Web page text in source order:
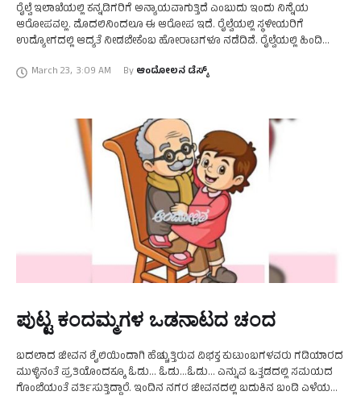
ರೈಲ್ವೆ ಇಲಾಖೆಯಲ್ಲಿ ಕನ್ನಡಿಗರಿಗೆ ಅನ್ಯಾಯವಾಗುತ್ತಿದೆ ಎಂಬುದು ಇಂದು ನಿನ್ನೆಯ
ಆರೋಪವಲ್ಲ. ಮೊದಲಿನಿಂದಲೂ ಈ ಆರೋಪ ಇದೆ. ರೈಲ್ವೆಯಲ್ಲಿ ಸ್ಥಳೀಯರಿಗೆ
ಉದ್ಯೋಗದಲ್ಲಿ ಆದ್ಯತೆ ನೀಡಬೇಕೆಂಬ ಹೋರಾಟಗಳೂ ನಡೆದಿವೆ. ರೈಲ್ವೆಯಲ್ಲಿ ಹಿಂದಿ
March 23, 3:09 AM By ಆಂದೋಲನ ಡೆಸ್ಕ್
ಪುಟ್ಟ ಕಂದಮ್ಮಗಳ ಒಡನಾಟದ ಚಂದ
ಬದಲಾದ ಜೀವನ ಶೈಲಿಯಿಂದಾಗಿ ಹೆಚ್ಚುತ್ತಿರುವ ವಿಭಕ್ತ ಕುಟುಂಬಗಳವರು ಗಡಿಯಾರದ
ಮುಳ್ಳಿನಂತೆ ಪ್ರತಿಯೊಂದಕ್ಕೂ ಓಡು... ಓಡು...ಓಡು... ಎನ್ನುವ ಒತ್ತಡದಲ್ಲಿ ಸಮಯದ
ಗೊಂಬೆಯಂತೆ ವರ್ತಿಸುತ್ತಿದ್ದಾರೆ. ಇಂದಿನ ನಗರ ಜೀವನದಲ್ಲಿ ಬದುಕಿನ ಬಂಡಿ ಎಳೆಯಲು